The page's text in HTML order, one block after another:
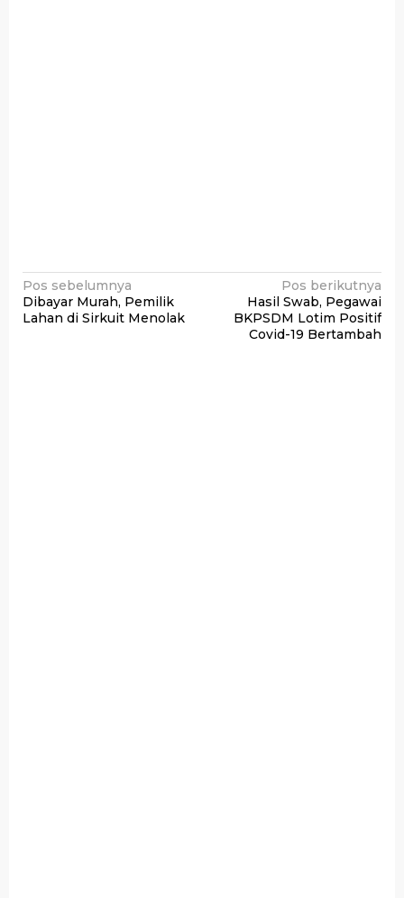
Navigasi
pos
Pos sebelumnya
Dibayar Murah, Pemilik
Lahan di Sirkuit Menolak
Pos berikutnya
Hasil Swab, Pegawai
BKPSDM Lotim Positif
Covid-19 Bertambah